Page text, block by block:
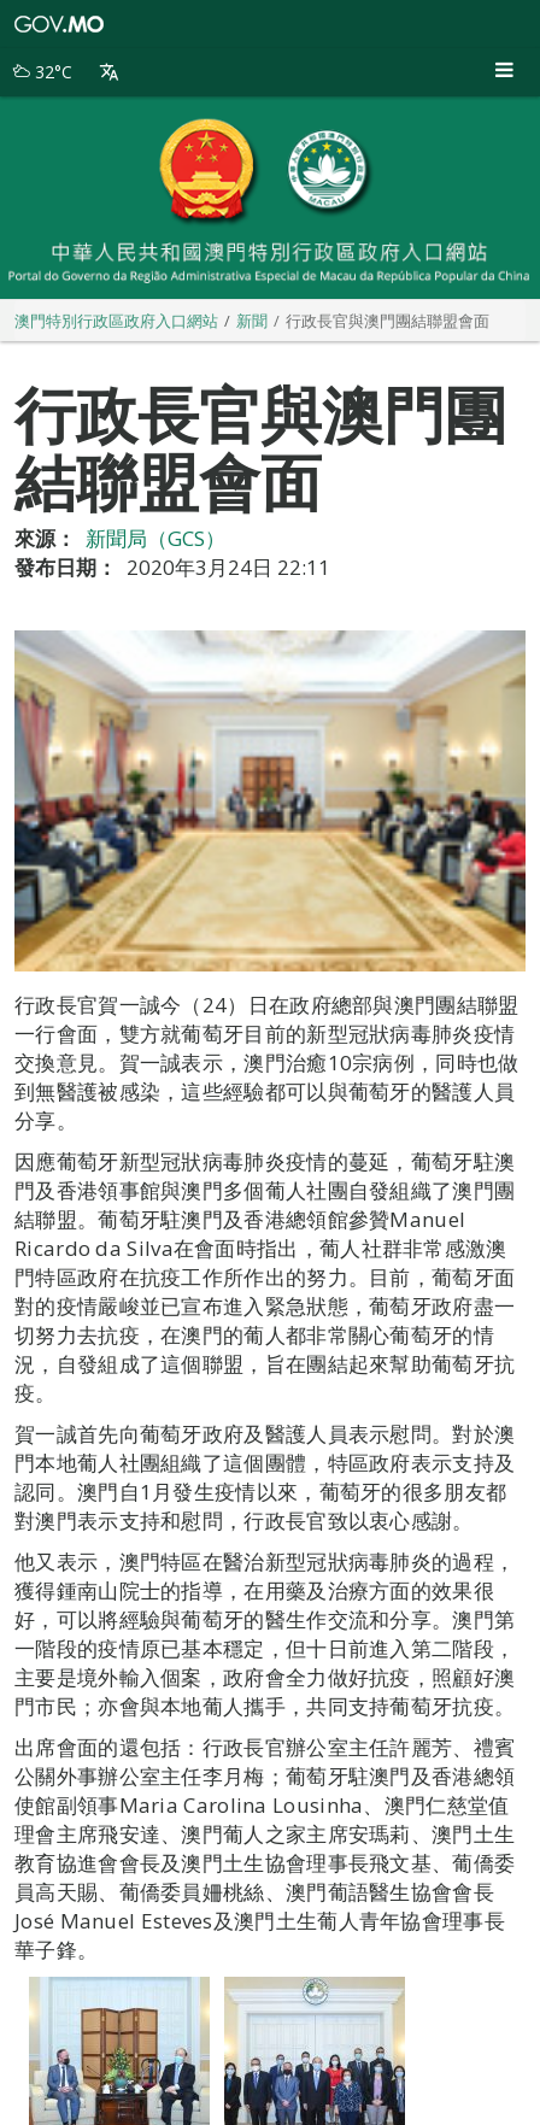
別
32°C
澳門特別行政區政府入口網站 新聞 行政長官與澳門團結聯盟會面
行政長官與澳門團
結聯盟會面
來源：
新聞局（GCS）
發布日期：
2020年3月24日 22:11
行政長官賀一誠今（24）日在政府總部與澳門團結聯盟
一行會面，雙方就葡萄牙目前的新型冠狀病毒肺炎疫情
交換意見。賀一誠表示，澳門治癒10宗病例，同時也做
到無醫護被感染，這些經驗都可以與葡萄牙的醫護人員
分享。
因應葡萄牙新型冠狀病毒肺炎疫情的蔓延，葡萄牙駐澳
門及香港領事館與澳門多個葡人社團自發組織了澳門團
結聯盟。葡萄牙駐澳門及香港總領館參贊Manuel
Ricardo da Silva在會面時指出，葡人社群非常感激澳
門特區政府在抗疫工作所作出的努力。目前，葡萄牙面
對的疫情嚴峻並已宣布進入緊急狀態，葡萄牙政府盡一
切努力去抗疫，在澳門的葡人都非常關心葡萄牙的情
況，自發組成了這個聯盟，旨在團結起來幫助葡萄牙抗
疫。
賀一誠首先向葡萄牙政府及醫護人員表示慰問。對於澳
門本地葡人社團組織了這個團體，特區政府表示支持及
認同。澳門自1月發生疫情以來，葡萄牙的很多朋友都
對澳門表示支持和慰問，行政長官致以衷心感謝。
他又表示，澳門特區在醫治新型冠狀病毒肺炎的過程，
獲得鍾南山院士的指導，在用藥及治療方面的效果很
好，可以將經驗與葡萄牙的醫生作交流和分享。澳門第
一階段的疫情原已基本穩定，但十日前進入第二階段，
主要是境外輸入個案，政府會全力做好抗疫，照顧好澳
門市民；亦會與本地葡人攜手，共同支持葡萄牙抗疫。
出席會面的還包括：行政長官辦公室主任許麗芳、禮賓
公關外事辦公室主任李月梅；葡萄牙駐澳門及香港總領
使館副領事Maria Carolina Lousinha、澳門仁慈堂值
理會主席飛安達、澳門葡人之家主席安瑪莉、澳門土生
教育協進會會長及澳門土生協會理事長飛文基、葡僑委
員高天賜、葡僑委員姍桃絲、澳門葡語醫生協會會長
José Manuel Esteves及澳門土生葡人青年協會理事長
華子鋒。